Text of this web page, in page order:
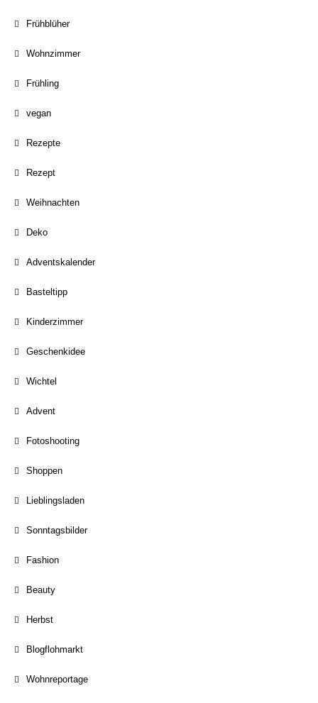
Frühblüher
Wohnzimmer
Frühling
vegan
Rezepte
Rezept
Weihnachten
Deko
Adventskalender
Basteltipp
Kinderzimmer
Geschenkidee
Wichtel
Advent
Fotoshooting
Shoppen
Lieblingsladen
Sonntagsbilder
Fashion
Beauty
Herbst
Blogflohmarkt
Wohnreportage